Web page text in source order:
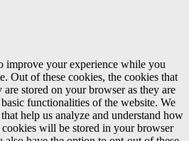
improve your experience while you
Out of these cookies, the cookies that
are stored on your browser as they are
functionalities of the website. We
help us analyze and understand how
will be stored in your browser